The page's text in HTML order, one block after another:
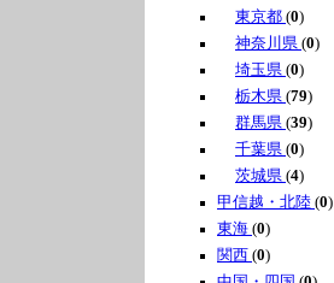
東京都 (0)
神奈川県 (0)
埼玉県 (0)
栃木県 (79)
群馬県 (39)
千葉県 (0)
茨城県 (4)
甲信越・北陸 (0)
東海 (0)
関西 (0)